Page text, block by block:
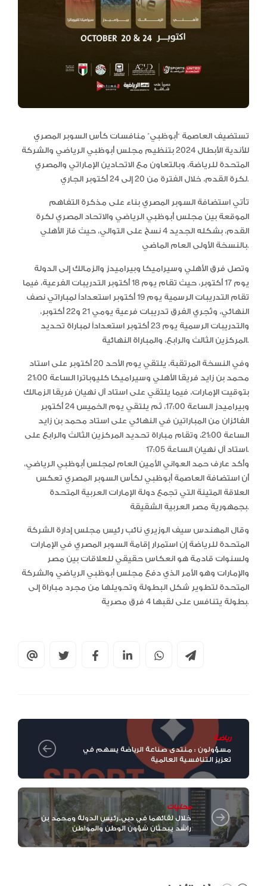
تستضيف العاصمة “أبوظبي” منافسات كأس السوبر المصري
للأندية الأبطال 2024 بتنظيم مجلس أبوظبي الرياضي والشركة
المتحدة للرياضة، وبالتعاون مع الاتحادين الإماراتي والمصري
لكرة القدم، خلال الفترة من 20 إلى 24 أكتوبر الجاري.
تأتي استضافة السوبر المصري بناء على مذكرة التفاهم
الموقعة بين مجلس أبوظبي الرياضي والاتحاد المصري لكرة
القدم، بشكله الجديد 4 نسخ على التوالي، حيث فاز الأهلي
بالنسخة الأولى العام الماضي.
وتصل فرق الأهلي وسيراميكا وبيراميدز والزمالك إلى الدولة
يوم 17 أكتوبر، حيث تقام يوم 18 أكتوبر التدريبات الفرعية، فيما
تقام التدريبات الرسمية يوم 19 أكتوبر استعداداً لمباراتي نصف
النهائي، وتُجري الفرق تدريبات فرعية يومي 21 و22 أكتوبر،
والتدريبات الرسمية يوم 23 أكتوبر استعداداً لمباراة تحديد
المركزين الثالث والرابع، والمباراة النهائية.
وفي النسخة المرتقبة، يلتقي يوم الأحد 20 أكتوبر على استاد
محمد بن زايد فريقا الأهلي وسيراميكا كليوباترا الساعة 21:00
بتوقيت الإمارات، فيما يلتقي على استاد آل نهيان فريقا الزمالك
وبيراميدز الساعة 17:00، ثم يلتقي يوم الخميس 24 أكتوبر
الفائزان من المباراتين في النهائي على استاد محمد بن زايد
الساعة 21:00، وتقام مباراة تحديد المركزين الثالث والرابع على
استاد آل نهيان الساعة 17:05.
وأكد عارف حمد العواني الأمين العام لمجلس أبوظبي الرياضي،
أن استضافة العاصمة أبوظبي لكأس السوبر المصري تعكس
العلاقة المتينة التي تجمع دولة الإمارات العربية المتحدة
بجمهورية مصر العربية الشقيقة.
وقال المهندس سيف الوزيري نائب رئيس مجلس إدارة الشركة
المتحدة للرياضة إن استمرار إقامة السوبر المصري في الإمارات
ولسنوات قادمة هو انعكاس حقيقي للعلاقات بين مصر
والإمارات وهو الأمر الذي دفع مجلس أبوظبي الرياضي والشركة
المتحدة لتطوير شكل البطولة وتحويلها من مجرد مباراة إلى
بطولة يتنافس على لقبها 4 فرق مصرية.
رياضة
مسؤولون : منتدى صناعة الرياضة يسهم في
تعزيز التنافسية العالمية
محليات
خلال لقائهما في دبي..رئيس الدولة ومحمد بن
راشد يبحثان شؤون الوطن والمواطن